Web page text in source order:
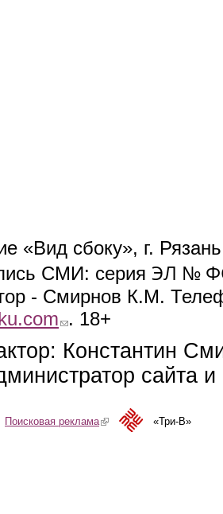
«Вид сбоку», г.
СМИ: серия ЭЛ №
- Смирнов К.М.
(link sends e-mail)
. 18+
Константин
сайта
Поисковая реклама(link is external)«Три-В»